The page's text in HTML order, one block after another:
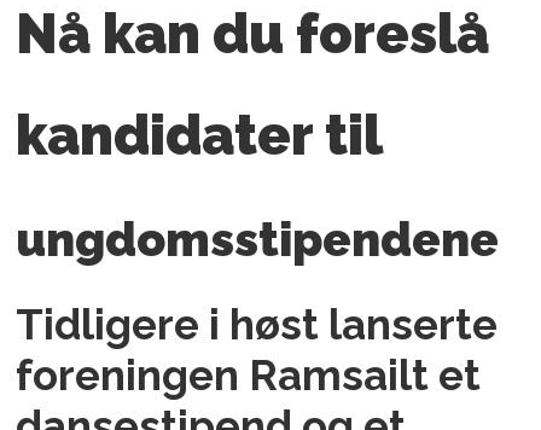
Nå kan du foreslå
kandidater til
ungdomsstipendene
Tidligere i høst lanserte
foreningen Ramsailt et